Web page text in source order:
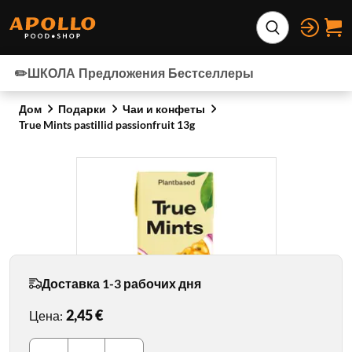
Расширить
✏️ШКОЛА Предложения Бестселлеры
Дом Подарки
Чаи и конфеты
True Mints pastillid passionfruit 13g
Доставка 1-3 рабочих дня
Цена: 2,45 €